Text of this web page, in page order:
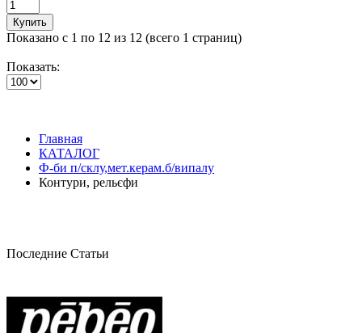
Купить
Показано с 1 по 12 из 12 (всего 1 страниц)
Показать:
Главная
КАТАЛОГ
Ф-би п/склу,мет.керам.б/випалу
Контури, рельєфи
Последние Статьи